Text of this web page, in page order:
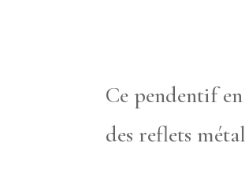
Ce pendentif
des reflets